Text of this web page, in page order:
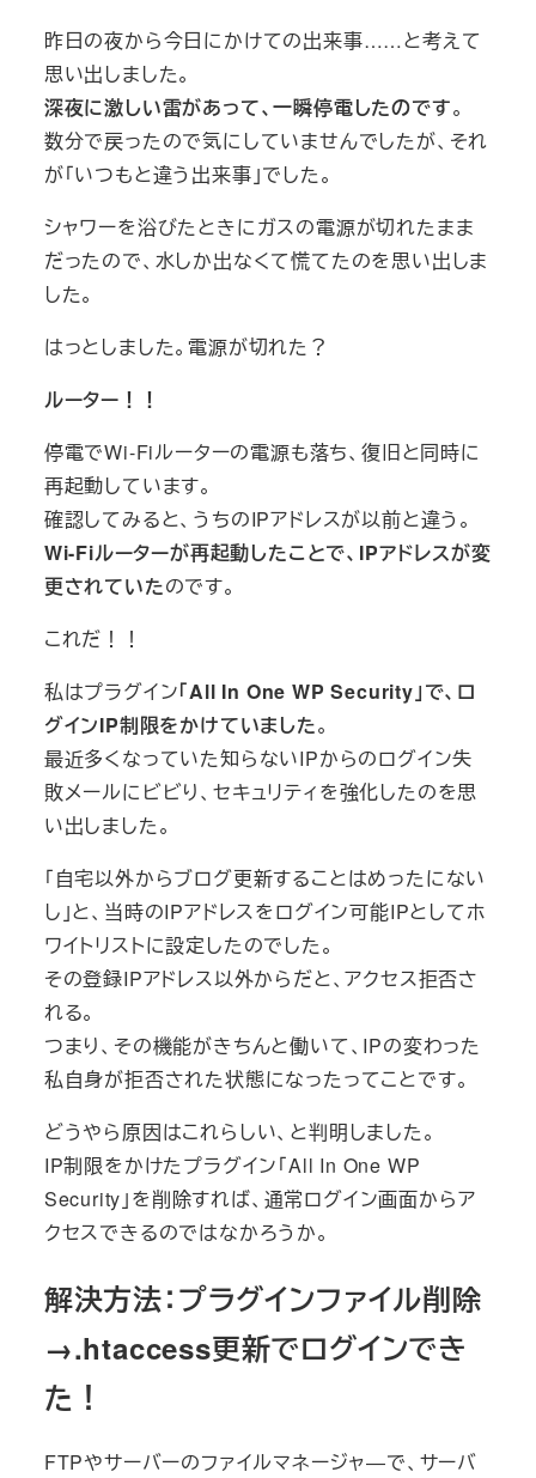
昨日の夜から今日にかけての出来事……と考えて
思い出しました。
深夜に激しい雷があって、一瞬停電したのです。
数分で戻ったので気にしていませんでしたが、それ
が「いつもと違う出来事」でした。
シャワーを浴びたときにガスの電源が切れたまま
だったので、水しか出なくて慌てたのを思い出しま
した。
はっとしました。電源が切れた？
ルーター！！
停電でWi-Fiルーターの電源も落ち、復旧と同時に
再起動しています。
確認してみると、うちのIPアドレスが以前と違う。
Wi-Fiルーターが再起動したことで、IPアドレスが変
更されていたのです。
これだ！！
私はプラグイン「All In One WP Security」で、ロ
グインIP制限をかけていました。
最近多くなっていた知らないIPからのログイン失
敗メールにビビり、セキュリティを強化したのを思
い出しました。
「自宅以外からブログ更新することはめったにない
し」と、当時のIPアドレスをログイン可能IPとしてホ
ワイトリストに設定したのでした。
その登録IPアドレス以外からだと、アクセス拒否さ
れる。
つまり、その機能がきちんと働いて、IPの変わった
私自身が拒否された状態になったってことです。
どうやら原因はこれらしい、と判明しました。
IP制限をかけたプラグイン「All In One WP
Security」を削除すれば、通常ログイン画面からア
クセスできるのではなかろうか。
解決方法：プラグインファイル削除
→.htaccess更新でログインでき
た！
FTPやサーバーのファイルマネージャ―で、サーバ